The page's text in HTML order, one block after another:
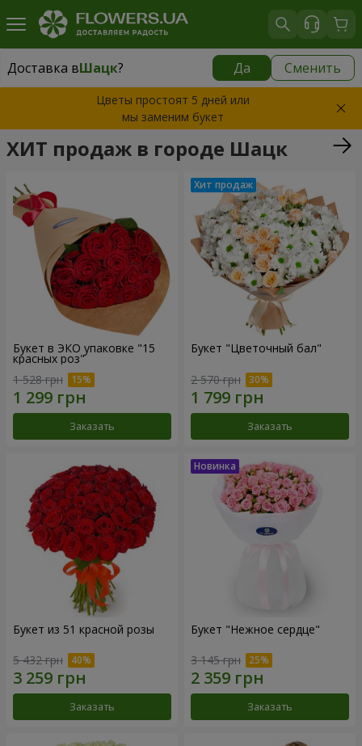
Доставка вШацк? Да Сменить
Доставка вШацк|
Цветы простоят 5 дней или
мы заменим букет
ХИТ продаж в городе Шацк
Букет в ЭКО упаковке "15
красных роз"
1 528 грн
Заказать
Букет "Цветочный бал"
2 570 грн
Заказать
Букет из 51 красной розы
5 432 грн
Заказать
Букет "Нежное сердце"
3 145 грн
Заказать